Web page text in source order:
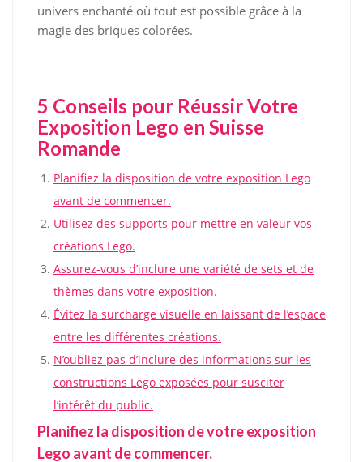
univers enchanté où tout est possible grâce à la
magie des briques colorées.
5 Conseils pour Réussir Votre
Exposition Lego en Suisse
Romande
Planifiez la disposition de votre exposition Lego
avant de commencer.
Utilisez des supports pour mettre en valeur vos
créations Lego.
Assurez-vous d’inclure une variété de sets et de
thèmes dans votre exposition.
Évitez la surcharge visuelle en laissant de l’espace
entre les différentes créations.
N’oubliez pas d’inclure des informations sur les
constructions Lego exposées pour susciter
l’intérêt du public.
Planifiez la disposition de votre exposition
Lego avant de commencer.